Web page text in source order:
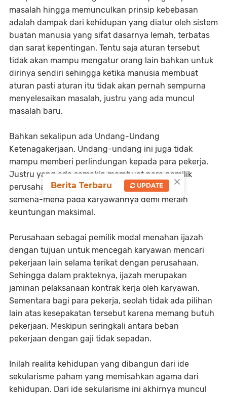
masalah hingga memunculkan prinsip kebebasan
adalah dampak dari kehidupan yang diatur oleh sistem
buatan manusia yang sifat dasarnya lemah, terbatas
dan sarat kepentingan. Tentu saja aturan tersebut
tidak akan mampu mengatur orang lain bahkan untuk
dirinya sendiri sehingga ketika manusia membuat
aturan pasti aturan itu tidak akan pernah sempurna
menyelesaikan masalah, justru yang ada muncul
masalah baru.
Bahkan sekalipun ada Undang-Undang
Ketenagakerjaan. Undang-undang ini juga tidak
mampu memberi perlindungan kepada para pekerja.
Justru yang ada semakin membuat para pemilik
perusahaan bisa berbuat
semena-mena pada karyawannya demi meraih
keuntungan maksimal.
Perusahaan sebagai pemilik modal menahan ijazah
dengan tujuan untuk mencegah karyawan mencari
pekerjaan lain selama terikat dengan perusahaan.
Sehingga dalam prakteknya, ijazah merupakan
jaminan pelaksanaan kontrak kerja oleh karyawan.
Sementara bagi para pekerja, seolah tidak ada pilihan
lain atas kesepakatan tersebut karena memang butuh
pekerjaan. Meskipun seringkali antara beban
pekerjaan dengan gaji tidak sepadan.
Inilah realita kehidupan yang dibangun dari ide
sekularisme paham yang memisahkan agama dari
kehidupan. Dari ide sekularisme ini akhirnya muncul
×
Berita Terbaru UPDATE